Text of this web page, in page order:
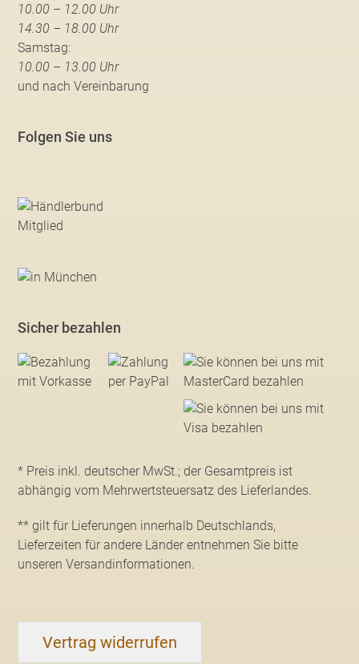
10.00 – 12.00 Uhr
14.30 – 18.00 Uhr
Samstag:
10.00 – 13.00 Uhr
und nach Vereinbarung
Folgen Sie uns
Sicher bezahlen
* Preis inkl. deutscher MwSt.; der Gesamtpreis ist
abhängig vom Mehrwertsteuersatz des Lieferlandes.
** gilt für Lieferungen innerhalb Deutschlands,
Lieferzeiten für andere Länder entnehmen Sie bitte
unseren Versandinformationen.
Vertrag widerrufen